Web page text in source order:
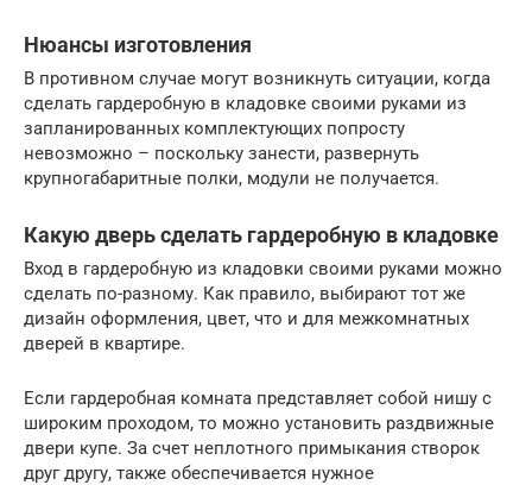
Нюансы изготовления
В противном случае могут возникнуть ситуации, когда
сделать гардеробную в кладовке своими руками из
запланированных комплектующих попросту
невозможно – поскольку занести, развернуть
крупногабаритные полки, модули не получается.
Какую дверь сделать гардеробную в кладовке
Вход в гардеробную из кладовки своими руками можно
сделать по-разному. Как правило, выбирают тот же
дизайн оформления, цвет, что и для межкомнатных
дверей в квартире.
Если гардеробная комната представляет собой нишу с
широким проходом, то можно установить раздвижные
двери купе. За счет неплотного примыкания створок
друг другу, также обеспечивается нужное